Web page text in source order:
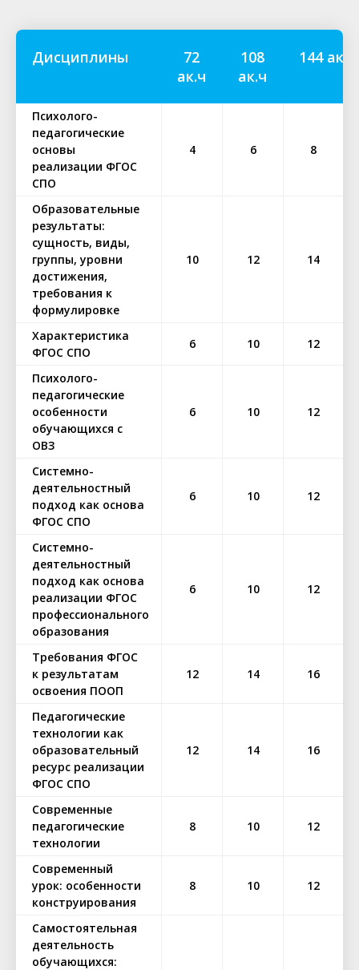
Дисциплины
72
ак.ч
108
ак.ч
144 ак.ч
Психолого-
педагогические
основы
реализации ФГОС
СПО
4 6 8
Образовательные
результаты:
сущность, виды,
группы, уровни
достижения,
требования к
формулировке
10 12 14
Характеристика
ФГОС СПО
6 10 12
Психолого-
педагогические
особенности
обучающихся с
ОВЗ
6 10 12
Системно-
деятельностный
подход как основа
ФГОС СПО
6 10 12
Системно-
деятельностный
подход как основа
реализации ФГОС
профессионального
образования
6 10 12
Требования ФГОС
к результатам
освоения ПООП
12 14 16
Педагогические
технологии как
образовательный
ресурс реализации
ФГОС СПО
12 14 16
Современные
педагогические
технологии
8 10 12
Современный
урок: особенности
конструирования
8 10 12
Самостоятельная
деятельность
обучающихся: